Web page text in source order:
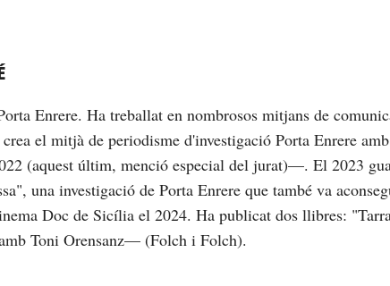
Enrere. Ha treballat en nombrosos mitjans de
el mitjà de periodisme d'investigació Porta Enrere
(aquest últim, menció especial del jurat)—. El 2023
una investigació de Porta Enrere que també va
Doc de Sicília el 2024. Ha publicat dos llibres:
Toni Orensanz— (Folch i Folch).